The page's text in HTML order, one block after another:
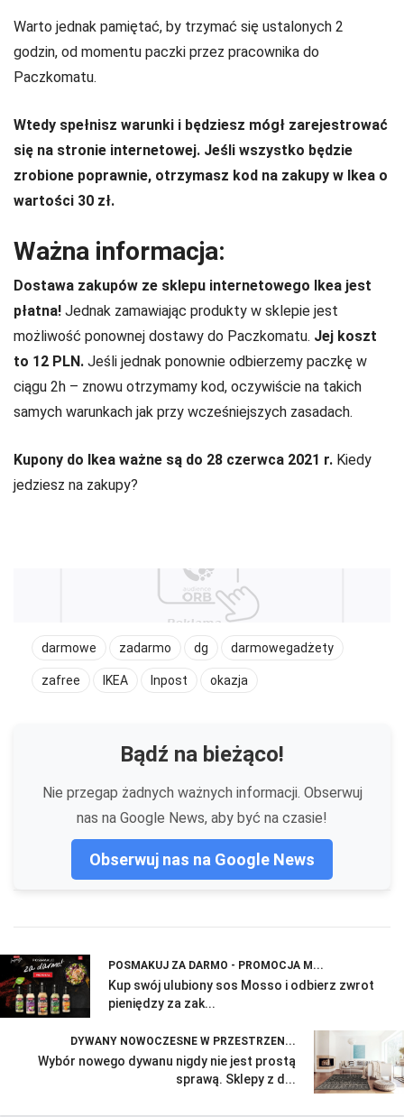
Warto jednak pamiętać, by trzymać się ustalonych 2
godzin, od momentu paczki przez pracownika do
Paczkomatu.
Wtedy spełnisz warunki i będziesz mógł zarejestrować
się na stronie internetowej. Jeśli wszystko będzie
zrobione poprawnie, otrzymasz kod na zakupy w Ikea o
wartości 30 zł.
Ważna informacja:
Dostawa zakupów ze sklepu internetowego Ikea jest
płatna! Jednak zamawiając produkty w sklepie jest
możliwość ponownej dostawy do Paczkomatu. Jej koszt
to 12 PLN. Jeśli jednak ponownie odbierzemy paczkę w
ciągu 2h – znowu otrzymamy kod, oczywiście na takich
samych warunkach jak przy wcześniejszych zasadach.
Kupony do Ikea ważne są do 28 czerwca 2021 r. Kiedy
jedziesz na zakupy?
darmowe zadarmo dg darmowegadżety
zafree IKEA Inpost okazja
Bądź na bieżąco!
Nie przegap żadnych ważnych informacji. Obserwuj
nas na Google News, aby być na czasie!
Obserwuj nas na Google News
POSMAKUJ ZA DARMO - PROMOCJA M...
Kup swój ulubiony sos Mosso i odbierz zwrot
pieniędzy za zak...
DYWANY NOWOCZESNE W PRZESTRZEN...
Wybór nowego dywanu nigdy nie jest prostą
sprawą. Sklepy z d...